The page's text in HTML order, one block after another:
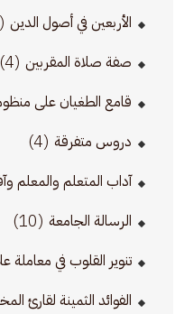
الأربعين في أصول الدين (50)
صفة صلاة المقربين (4)
قامع الطغيان على
دروس متفرقة (4)
آداب المتعلم والمعلم
الرسالة الجامعة (10)
تنوير القلوب في معاملة
الفوائد الثمينة لقارئ